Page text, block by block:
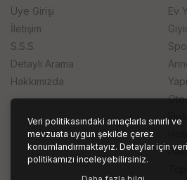
Veri politikasındaki amaçlarla sınırlı ve
mevzuata uygun şekilde çerez
konumlandırmaktayız. Detaylar için veri
politikamızı inceleyebilirsiniz.
Üye Girişi
İletişim
S.S.S.
Detaylı Arama
Hakkımızda
Ev